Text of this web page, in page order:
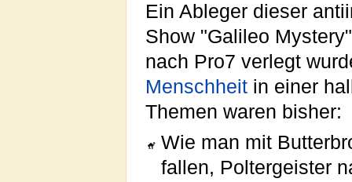
Ein Ableger dieser
Show "Galileo
nach Pro7 verlegt
Menschheit in einer
Themen waren bisher:
Wie man mit
fallen, Poltergeister